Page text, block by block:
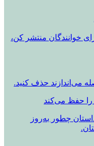
خوانندگان منتشر کن،
می‌اندازند حذف کنید.
حفظ می‌کند
چطور به‌روز